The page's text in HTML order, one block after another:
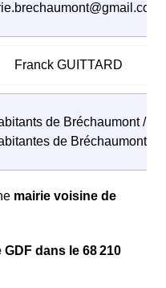
Franck GUITTARD
de Bréchaumont /
de Bréchaumont
mairie voisine de
dans le 68 210